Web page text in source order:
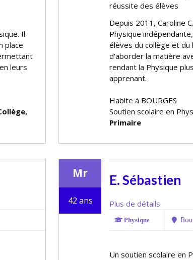
Il
place
leurs
réussite des élèves
Depuis 2011, Caroline
Physique
élèves du collège et du
d'aborder la matière
rendant la Physique
apprenant.
Habite à BOURGES
Soutien scolaire en
Primaire
Mr
42 ans
E. Sébastien
Plus de détails
Physique
Un soutien scolaire en